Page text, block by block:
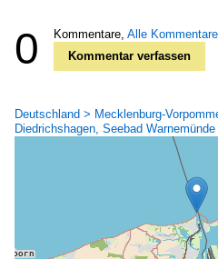
0 Kommentare, Alle Kommentare
Kommentar verfassen
Deutschland > Mecklenburg-
Diedrichshagen, Seebad